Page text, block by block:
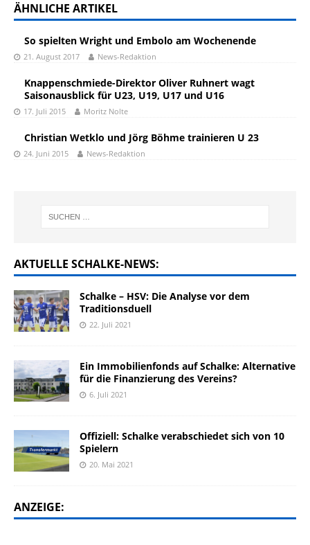
ÄHNLICHE ARTIKEL
So spielten Wright und Embolo am Wochenende
21. August 2017 News-Redaktion
Knappenschmiede-Direktor Oliver Ruhnert wagt
Saisonausblick für U23, U19, U17 und U16
17. Juli 2015 Moritz Nolte
Christian Wetklo und Jörg Böhme trainieren U 23
24. Juni 2015 News-Redaktion
AKTUELLE SCHALKE-NEWS:
Schalke – HSV: Die Analyse vor dem
Traditionsduell
22. Juli 2021
Ein Immobilienfonds auf Schalke: Alternative
für die Finanzierung des Vereins?
6. Juli 2021
Offiziell: Schalke verabschiedet sich von 10
Spielern
20. Mai 2021
ANZEIGE: